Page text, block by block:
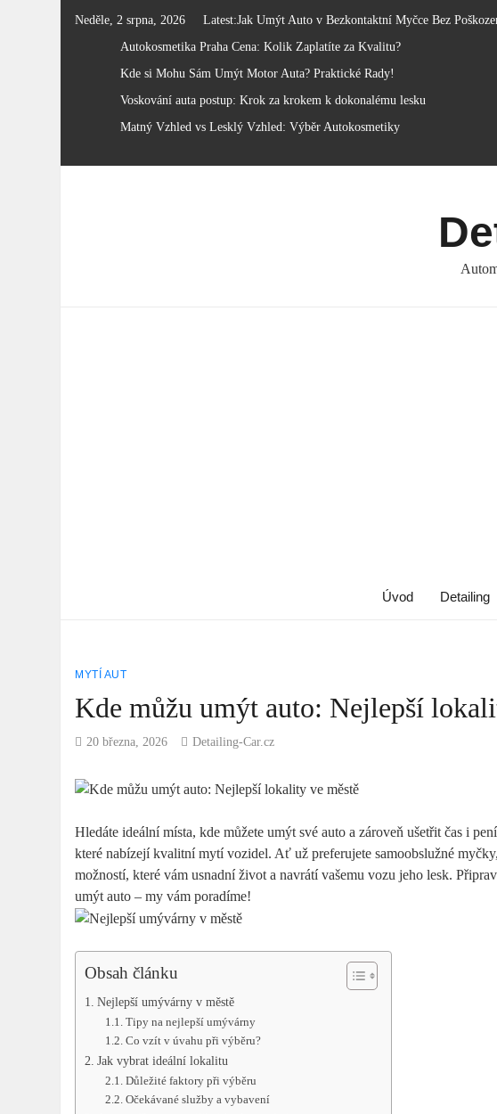
Neděle, 2 srpna, 2026 Latest:Jak Umýt Auto v Bezkontaktní Myčce Bez
Autokosmetika Praha Cena: Kolik Zaplatíte za Kvalitu?
Kde si Mohu Sám Umýt Motor Auta? Praktické Rady!
Voskování auta postup: Krok za krokem k dokonalému lesku
Matný Vzhled vs Lesklý Vzhled: Výběr Autokosmetiky
Úvod Detailing
MYTÍ AUT
Kde můžu umýt auto: Nejlepší
20 března, 2026 Detailing-Car.cz
Hledáte ideální místa, kde můžete umýt své auto a zároveň ušetřit čas i
které nabízejí kvalitní mytí vozidel. Ať už preferujete samoobslužné
možností, které vám usnadní život a navrátí vašemu vozu jeho lesk.
umýt auto – my vám poradíme!
Obsah článku
Nejlepší umývárny v městě
Tipy na nejlepší umývárny
Co vzít v úvahu při výběru?
Jak vybrat ideální lokalitu
Důležité faktory při výběru
Očekávané služby a vybavení